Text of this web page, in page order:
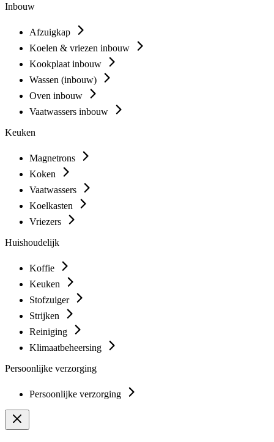
Inbouw
Afzuigkap
Koelen & vriezen inbouw
Kookplaat inbouw
Wassen (inbouw)
Oven inbouw
Vaatwassers inbouw
Keuken
Magnetrons
Koken
Vaatwassers
Koelkasten
Vriezers
Huishoudelijk
Koffie
Keuken
Stofzuiger
Strijken
Reiniging
Klimaatbeheersing
Persoonlijke verzorging
Persoonlijke verzorging